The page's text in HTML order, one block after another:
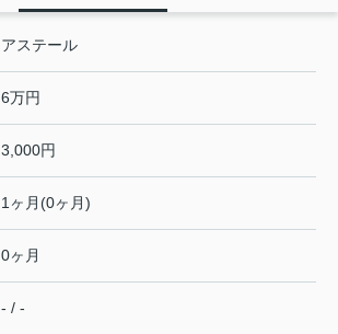
アステール
6万円
3,000円
1ヶ月(0ヶ月)
0ヶ月
- / -